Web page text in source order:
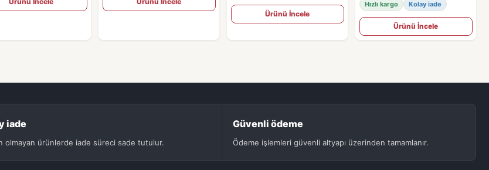
Ürünü İncele
Hızlı kargo Kolay iade
Ürünü İncele
iade
olmayan ürünlerde iade süreci sade tutulur.
Güvenli ödeme
Ödeme işlemleri güvenli altyapı üzerinden tamamlanır.